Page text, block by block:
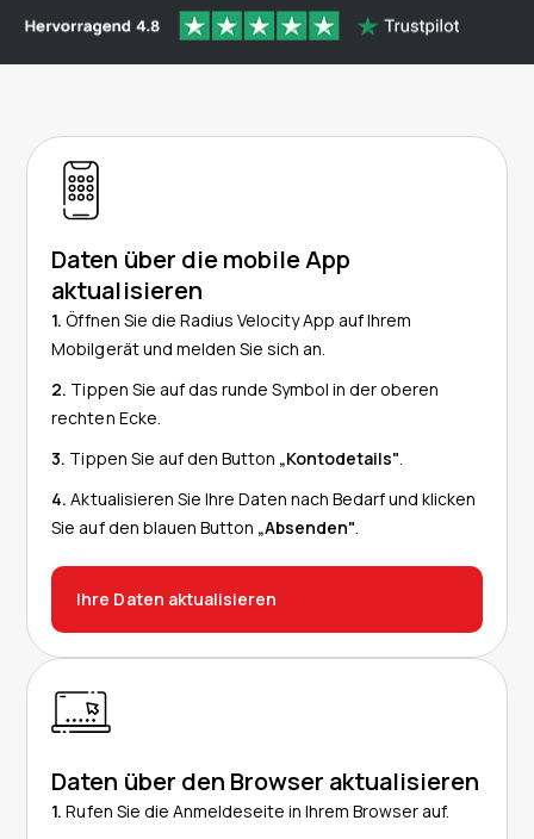
Daten über die mobile App
aktualisieren
1. Öffnen Sie die Radius Velocity App auf Ihrem
Mobilgerät und melden Sie sich an.
2. Tippen Sie auf das runde Symbol in der oberen
rechten Ecke.
3. Tippen Sie auf den Button „Kontodetails".
4. Aktualisieren Sie Ihre Daten nach Bedarf und klicken
Sie auf den blauen Button „Absenden".
Ihre Daten aktualisieren
Daten über den Browser aktualisieren
1. Rufen Sie die Anmeldeseite in Ihrem Browser auf.